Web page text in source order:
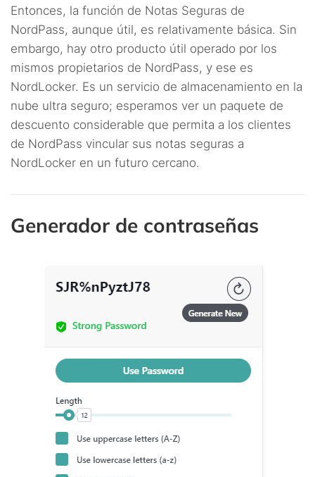
Entonces, la función de Notas Seguras de
NordPass, aunque útil, es relativamente básica. Sin
embargo, hay otro producto útil operado por los
mismos propietarios de NordPass, y ese es
NordLocker. Es un servicio de almacenamiento en la
nube ultra seguro; esperamos ver un paquete de
descuento considerable que permita a los clientes
de NordPass vincular sus notas seguras a
NordLocker en un futuro cercano.
Generador de contraseñas